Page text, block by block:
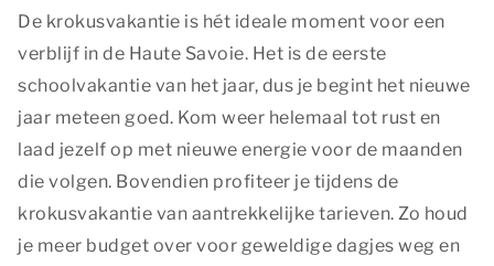
De krokusvakantie is hét ideale moment voor een
verblijf in de Haute Savoie. Het is de eerste
schoolvakantie van het jaar, dus je begint het nieuwe
jaar meteen goed. Kom weer helemaal tot rust en
laad jezelf op met nieuwe energie voor de maanden
die volgen. Bovendien profiteer je tijdens de
krokusvakantie van aantrekkelijke tarieven. Zo houd
je meer budget over voor geweldige dagjes weg en